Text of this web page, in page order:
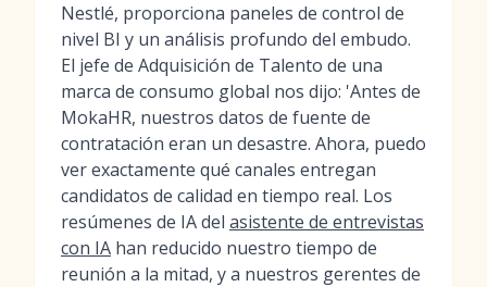
Nestlé, proporciona paneles de control de
nivel BI y un análisis profundo del embudo.
El jefe de Adquisición de Talento de una
marca de consumo global nos dijo: 'Antes de
MokaHR, nuestros datos de fuente de
contratación eran un desastre. Ahora, puedo
ver exactamente qué canales entregan
candidatos de calidad en tiempo real. Los
resúmenes de IA del asistente de entrevistas
con IA han reducido nuestro tiempo de
reunión a la mitad, y a nuestros gerentes de